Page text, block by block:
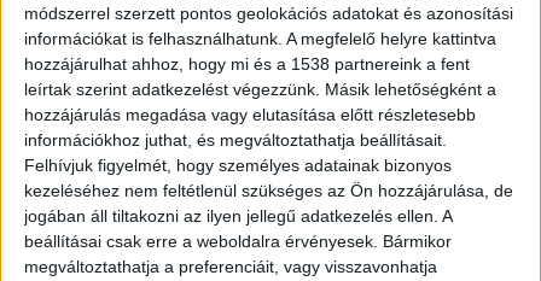
módszerrel szerzett pontos geolokációs adatokat és azonosítási
információkat is felhasználhatunk. A megfelelő helyre kattintva
hozzájárulhat ahhoz, hogy mi és a 1538 partnereink a fent
leírtak szerint adatkezelést végezzünk. Másik lehetőségként a
hozzájárulás megadása vagy elutasítása előtt részletesebb
információkhoz juthat, és megváltoztathatja beállításait.
Felhívjuk figyelmét, hogy személyes adatainak bizonyos
kezeléséhez nem feltétlenül szükséges az Ön hozzájárulása, de
jogában áll tiltakozni az ilyen jellegű adatkezelés ellen. A
beállításai csak erre a weboldalra érvényesek. Bármikor
megváltoztathatja a preferenciáit, vagy visszavonhatja
Együtt aludt az unokájával
2024 májusában a nagymama egy ágyban aludt
unokájával, akinek sérelmére sz.xuális
cselekményt végzett. Ez ellen a fiú tiltakozott, de
a nő megfenyegette, hogy ha ellenállást tanúsít,